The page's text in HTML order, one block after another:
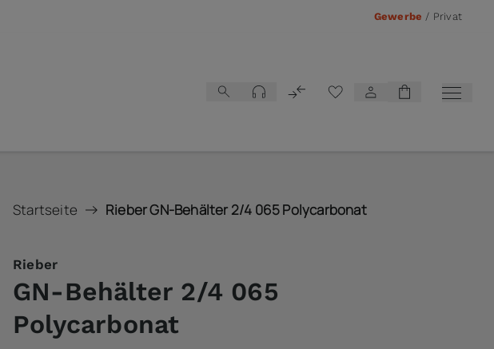
Gewerbe / Privat
Startseite Rieber GN-Behälter 2/4 065 Polycarbonat
Rieber
GN-Behälter 2/4 065
Polycarbonat